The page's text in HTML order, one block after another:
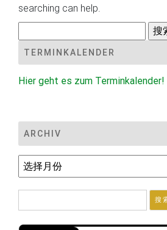
searching can help.
索：
TERMINKALENDER
Hier geht es zum Terminkalender!
ARCHIV
Archiv
索：